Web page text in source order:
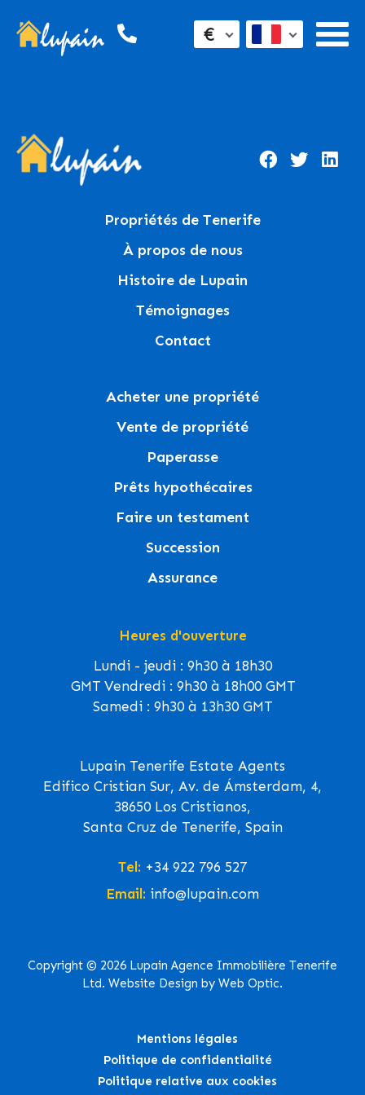
€
Propriétés de Tenerife
À propos de nous
Histoire de Lupain
Témoignages
Contact
Acheter une propriété
Vente de propriété
Paperasse
Prêts hypothécaires
Faire un testament
Succession
Assurance
Heures d'ouverture
Lundi - jeudi : 9h30 à 18h30
GMT Vendredi : 9h30 à 18h00 GMT
Samedi : 9h30 à 13h30 GMT
Lupain Tenerife Estate Agents
Edifico Cristian Sur, Av. de Ámsterdam, 4,
38650 Los Cristianos,
Santa Cruz de Tenerife, Spain
Tel: +34 922 796 527
Email: info@lupain.com
Copyright © 2026 Lupain Agence Immobilière Tenerife
Ltd. Website Design by Web Optic.
Mentions légales
Politique de confidentialité
Politique relative aux cookies